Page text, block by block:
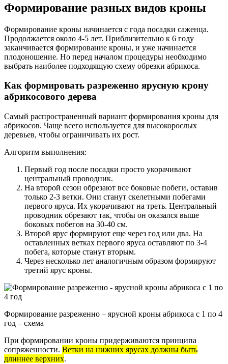
Формирование разных видов кроны
Формирование кроны начинается с года посадки саженца.
Продолжается около 4-5 лет. Приблизительно к 6 году
заканчивается формирование кроны, и уже начинается
плодоношение. Но перед началом процедуры необходимо
выбрать наиболее подходящую схему обрезки абрикоса.
Как формировать разреженно ярусную крону
абрикосового дерева
Самый распространенный вариант формирования кроны для
абрикосов. Чаще всего используется для высокорослых
деревьев, чтобы ограничивать их рост.
Алгоритм выполнения:
Первый год после посадки просто укорачивают
центральный проводник.
На второй сезон обрезают все боковые побеги, оставив
только 2-3 ветки. Они станут скелетными побегами
первого яруса. Их укорачивают на треть. Центральный
проводник обрезают так, чтобы он оказался выше
боковых побегов на 30-40 см.
Второй ярус формируют еще через год или два. На
оставленных ветках первого яруса оставляют по 3-4
побега, которые станут вторым.
Через несколько лет аналогичным образом формируют
третий ярус кроны.
Формирование разреженно – ярусной кроны абрикоса с 1 по 4
год – схема
При формировании кроны придерживаются принципа
сопряженности. Ветки на нижних ярусах должны быть
длиннее верхних.